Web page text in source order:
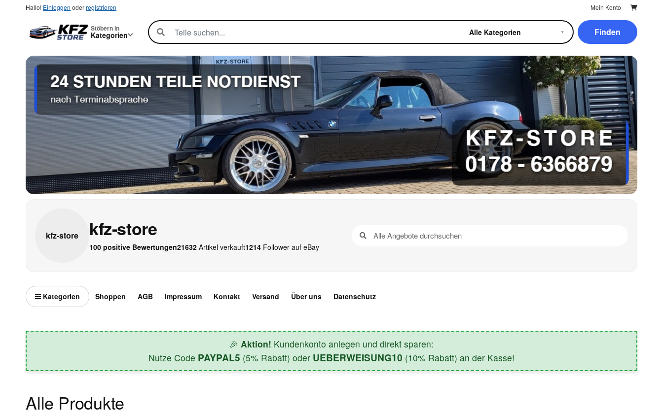
Hallo! Einloggen oderregistrieren Mein Konto
Stöbern in
Kategorien Finden
kfz-store kfz-store
100 positive Bewertungen21632 Artikel verkauft1214 Follower auf eBay
Kategorien Shoppen AGB Impressum Kontakt Versand Über uns Datenschutz
🎉 Aktion! Kundenkonto anlegen und direkt sparen:
Nutze Code PAYPAL5 (5% Rabatt) oder UEBERWEISUNG10 (10% Rabatt) an der Kasse!
Alle Produkte